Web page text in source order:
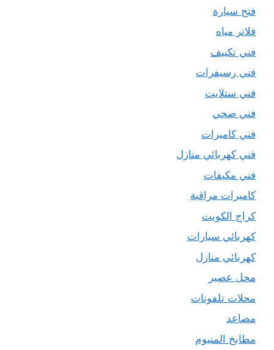
فتح سيارة
فلاتر مياه
فني تكييف
فني رسيفرات
فني ستلايت
فني صحي
فني كاميرات
فني كهربائي منازل
فني مكيفات
كاميرات مراقبة
كراج الكويت
كهربائي سيارات
كهربائي منازل
محل عصير
محلات تلفونات
مصاعد
مطابخ المنيوم